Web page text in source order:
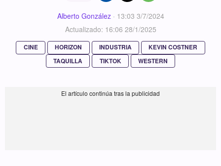
Alberto González· 13:03 3/7/2024
Actualizado: 16:06 28/1/2025
CINE HORIZON INDUSTRIA
KEVIN COSTNER
TAQUILLA
TIKTOK WESTERN